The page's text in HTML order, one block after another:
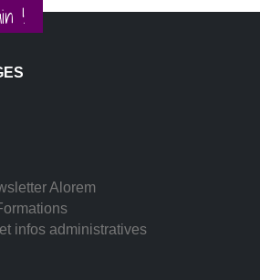
!
Alorem
infos administratives